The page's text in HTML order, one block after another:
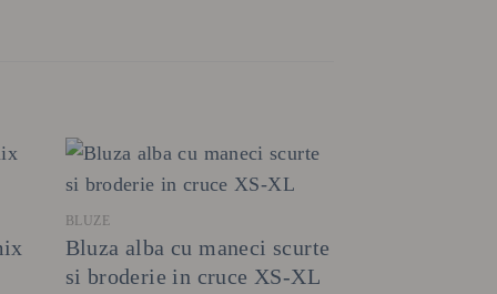
BLUZE
Bluza alba cu maneci scurte
si broderie in cruce XS-XL